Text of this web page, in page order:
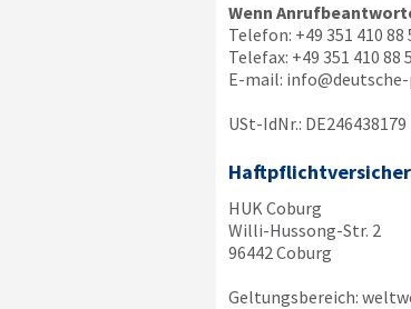
Wenn
Telefon: +49 351 410 88
Telefax: +49 351 410 88
E-mail:
USt-IdNr.: DE246438179
HUK Coburg
Willi-Hussong-Str. 2
96442 Coburg
Geltungsbereich: